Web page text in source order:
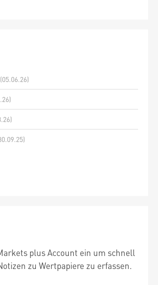
(05.06.26)
plus Account ein um schnell
zu Wertpapiere zu erfassen.